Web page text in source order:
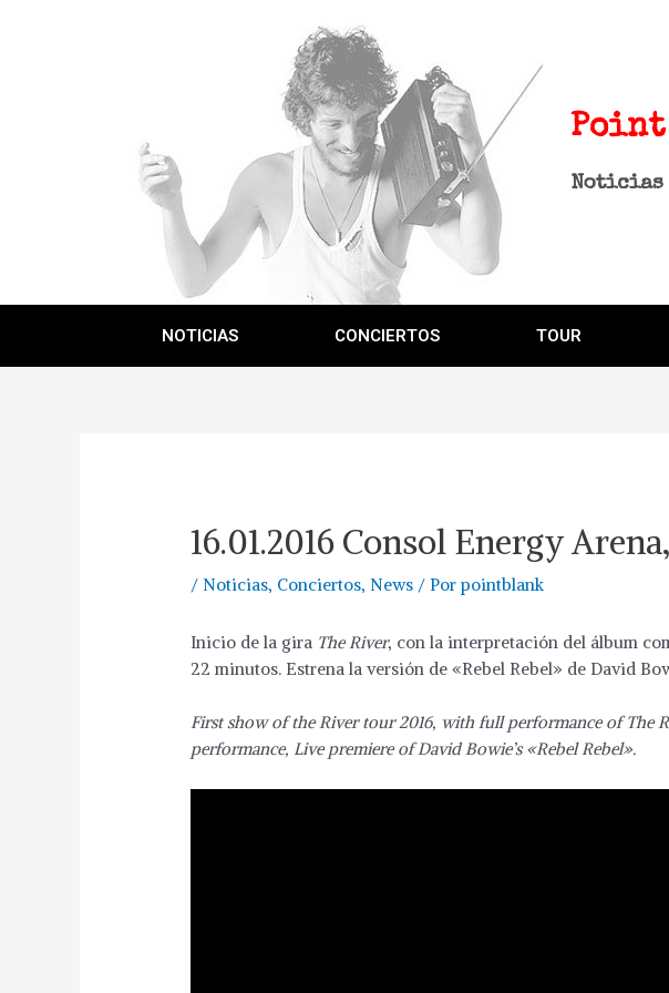
Noticias
NOTICIAS CONCIERTOS TOUR
16.01.2016 Consol Energy
/ Noticias, Conciertos, News / Porpointblank
Inicio de la gira The River, con la interpretación del álbum
22 minutos. Estrena la versión de «Rebel Rebel» de David
First show of the River tour 2016, with full performance of The
performance, Live premiere of David Bowie’s «Rebel Rebel».